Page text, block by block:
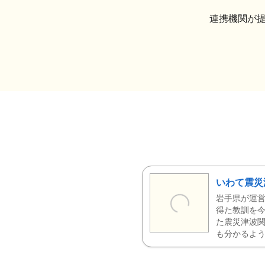
連携機関が
いわて震
岩手県が運
得た教訓を
た震災津波
も分かるよ